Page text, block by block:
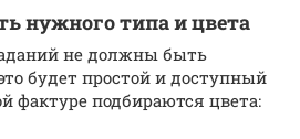
нужного типа и цвета
не должны быть
будет простой и доступный
фактуре подбираются цвета: